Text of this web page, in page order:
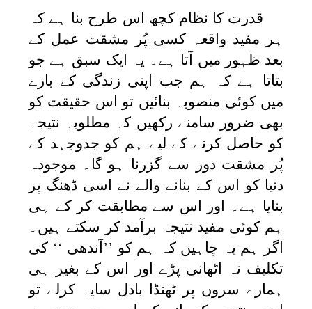
قدرت کا نظام کچھ اس طرح بنا ہے کہ
ہر مفید واقعہ کسی پُر مشقت عمل کے
بعد ظہور میں آتا ہے۔ یہ ایک سبق ہے جو
بتاتا ہے کہ ہم جب اپنی زندگی کے بارے
میں کوئی منصوبہ بنائیں تو اس حقیقت کو
بھی ضرور سامنے رکھیں کہ مطلوبہ نتیجہ
کو حاصل کرنے کے لیے ہم کو جدوجہد کے
پُر مشقت دور سے گزرنا ہو گا۔ موجودہ
دنیا کو اس کے بنانے والے نے اسی ڈھنگ پر
بنایا ہے۔ اور اس سے مطابقت کر کے ہی
ہم کوئی مفید نتیجہ برآمد کر سکتے ہیں۔
اگر ہم یہ چاہیں کہ ہم کو ’’آندھی ‘‘ کی
تکلیف نہ اٹھانی پڑے اور اس کے بغیر ہی
ہمارے سروں پر ٹھنڈا بادل سایہ کرلے تو